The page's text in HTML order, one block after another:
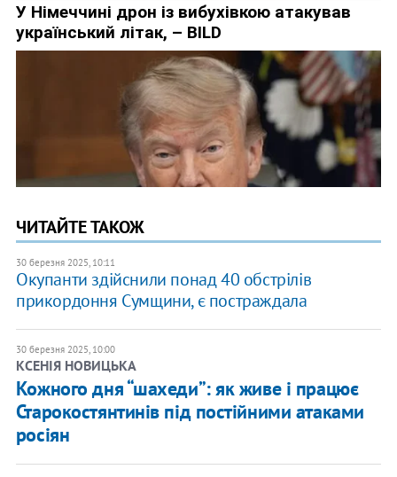
ЧИТАЙТЕ ТАКОЖ
30 березня 2025, 10:11
Окупанти здійснили понад 40 обстрілів
прикордоння Сумщини, є постраждала
30 березня 2025, 10:00
КСЕНІЯ НОВИЦЬКА
Кожного дня “шахеди”: як живе і працює
Старокостянтинів під постійними атаками
росіян